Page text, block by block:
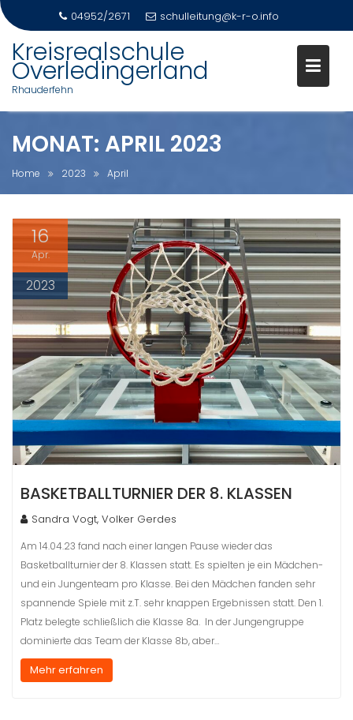
content
04952/2671 schulleitung@k-r-o.info
Kreisrealschule
Overledingerland
Rhauderfehn
MONAT: APRIL 2023
Home 2023 April
16
Apr.
2023
BASKETBALLTURNIER DER 8. KLASSEN
Sandra Vogt, Volker Gerdes
Am 14.04.23 fand nach einer langen Pause wieder das
Basketballturnier der 8. Klassen statt. Es spielten je ein Mädchen-
und ein Jungenteam pro Klasse. Bei den Mädchen fanden sehr
spannende Spiele mit z.T. sehr knappen Ergebnissen statt. Den 1.
Platz belegte schließlich die Klasse 8a. In der Jungengruppe
dominierte das Team der Klasse 8b, aber…
Mehr erfahren